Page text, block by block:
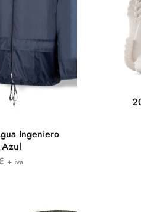
Ingeniero
+ iva